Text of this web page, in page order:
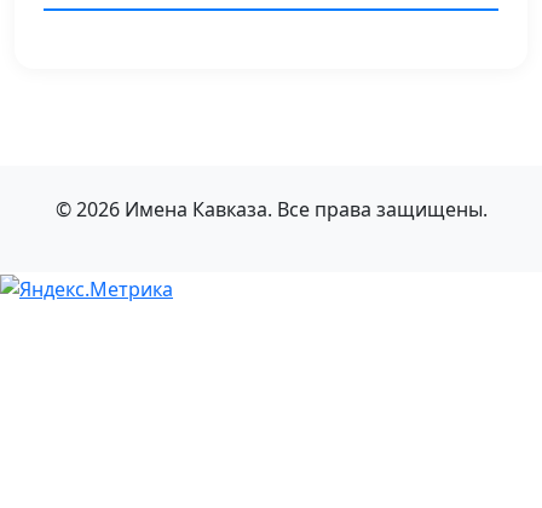
© 2026 Имена Кавказа. Все права защищены.